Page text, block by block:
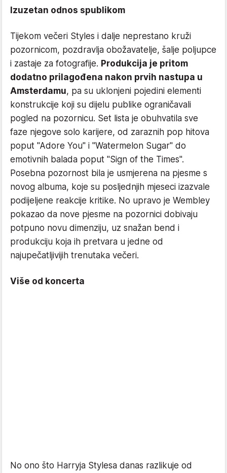
Izuzetan odnos spublikom
Tijekom večeri Styles i dalje neprestano kruži
pozornicom, pozdravlja obožavatelje, šalje poljupce
i zastaje za fotografije. Produkcija je pritom
dodatno prilagođena nakon prvih nastupa u
Amsterdamu, pa su uklonjeni pojedini elementi
konstrukcije koji su dijelu publike ograničavali
pogled na pozornicu. Set lista je obuhvatila sve
faze njegove solo karijere, od zaraznih pop hitova
poput "Adore You" i "Watermelon Sugar" do
emotivnih balada poput "Sign of the Times".
Posebna pozornost bila je usmjerena na pjesme s
novog albuma, koje su posljednjih mjeseci izazvale
podijeljene reakcije kritike. No upravo je Wembley
pokazao da nove pjesme na pozornici dobivaju
potpuno novu dimenziju, uz snažan bend i
produkciju koja ih pretvara u jedne od
najupečatljivijih trenutaka večeri.
Više od koncerta
No ono što Harryja Stylesa danas razlikuje od